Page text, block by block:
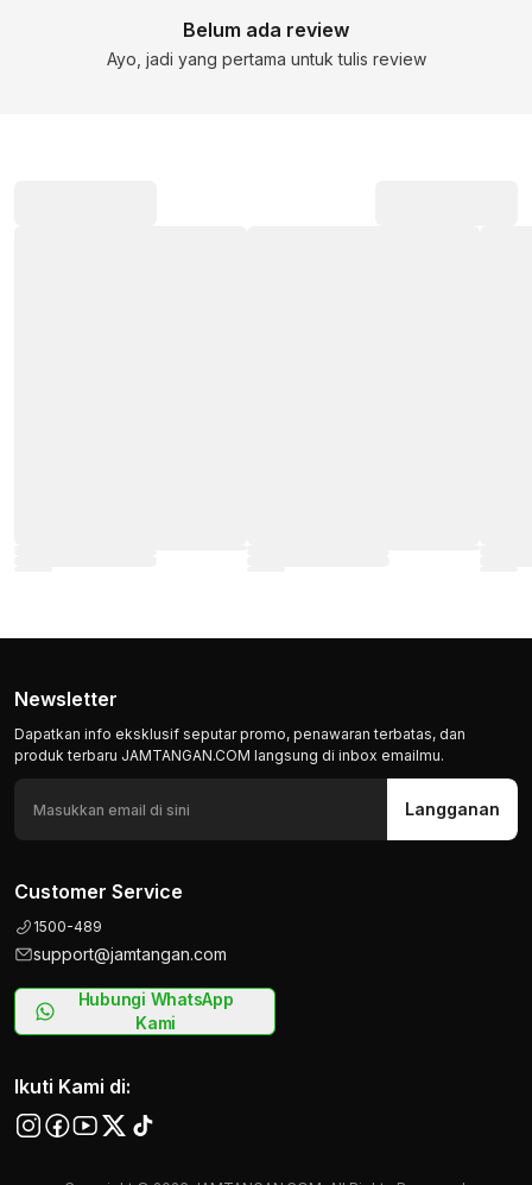
Newsletter
Dapatkan info eksklusif seputar promo, penawaran terbatas, dan
produk terbaru JAMTANGAN.COM langsung di inbox emailmu.
Langganan
Customer Service
1500-489
support@jamtangan.com
Hubungi WhatsApp
Kami
Ikuti Kami di:
Belum ada review
Ayo, jadi yang pertama untuk tulis review